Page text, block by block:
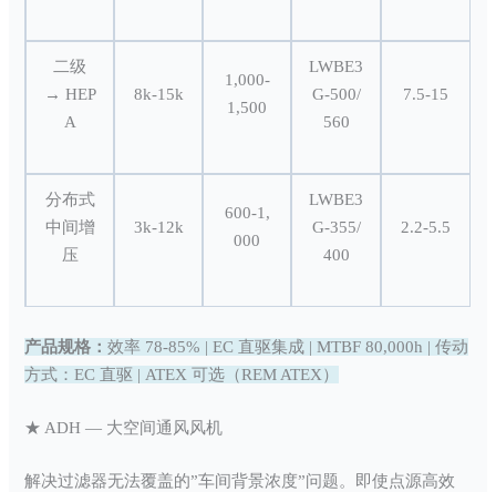
二级
→ HEP
A
8k-15k
1,000-
1,500
LWBE3
G-500/
560
7.5-15
分布式
中间增
压
3k-12k
600-1,
000
LWBE3
G-355/
400
2.2-5.5
产品规格：效率 78-85% | EC 直驱集成 | MTBF 80,000h | 传动
方式：EC 直驱 | ATEX 可选（REM ATEX）
★ ADH — 大空间通风风机
解决过滤器无法覆盖的”车间背景浓度”问题。即使点源高效